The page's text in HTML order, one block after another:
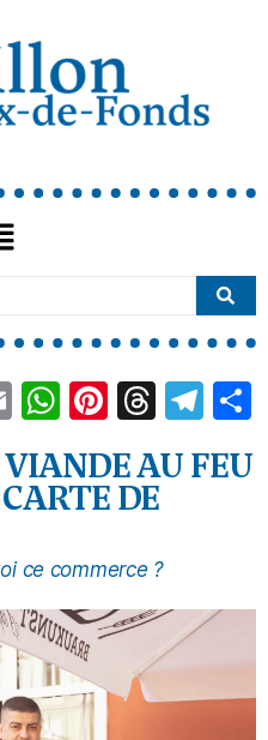
EmailWhatsApp
Pinterest
AU FEU
DE
ce commerce ?